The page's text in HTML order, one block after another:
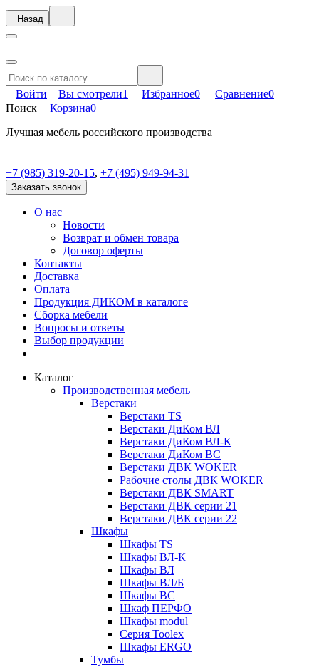
Назад
Войти Вы смотрели1 Избранное0 Сравнение0
Поиск
Корзина0
Лучшая мебель российского производства
+7 (985) 319-20-15, +7 (495) 949-94-31
Заказать звонок
О нас
Новости
Возврат и обмен товара
Договор оферты
Контакты
Доставка
Оплата
Продукция ДИКОМ в каталоге
Сборка мебели
Вопросы и ответы
Выбор продукции
Каталог
Производственная мебель
Верстаки
Верстаки TS
Верстаки ДиКом ВЛ
Верстаки ДиКом ВЛ-К
Верстаки ДиКом ВС
Верстаки ДВК WOKER
Рабочие столы ДВК WOKER
Верстаки ДВК SMART
Верстаки ДВК серии 21
Верстаки ДВК серии 22
Шкафы
Шкафы TS
Шкафы ВЛ-К
Шкафы ВЛ
Шкафы ВЛ/Б
Шкафы ВС
Шкаф ПЕРФО
Шкафы modul
Серия Toolex
Шкафы ERGO
Тумбы